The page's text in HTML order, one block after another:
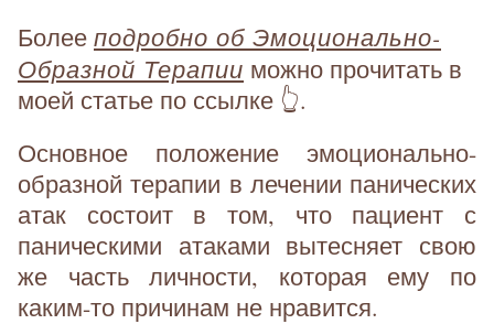
Более подробно об Эмоционально-
Образной Терапии можно прочитать в
моей статье по ссылке 👆.
Основное положение эмоционально-
образной терапии в лечении панических
атак состоит в том, что пациент с
паническими атаками вытесняет свою
же часть личности, которая ему по
каким-то причинам не нравится.